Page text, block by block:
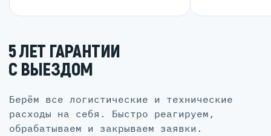
5 ЛЕТ ГАРАНТИИ
С ВЫЕЗДОМ
Берём все логистические и технические
расходы на себя. Быстро реагируем,
обрабатываем и закрываем заявки.